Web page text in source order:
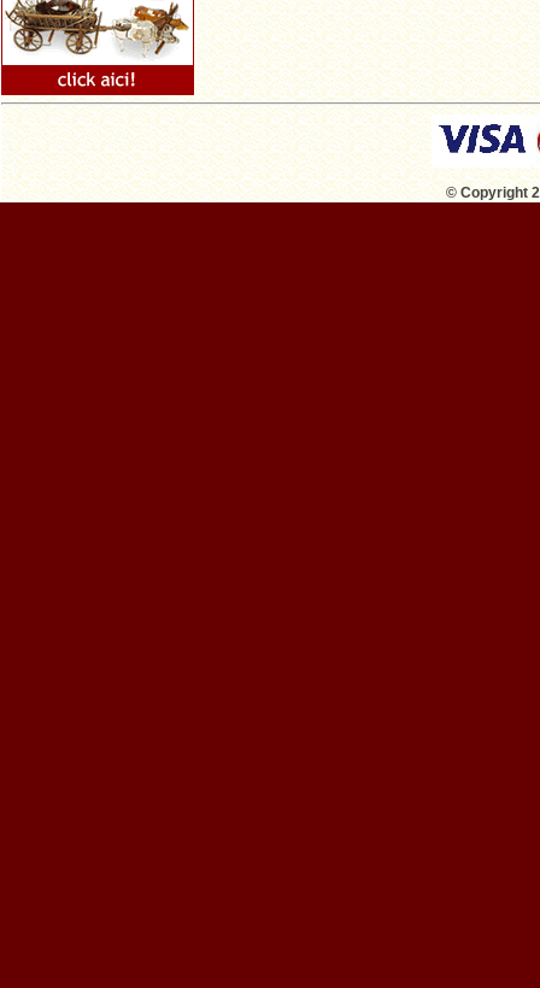
© Copyright